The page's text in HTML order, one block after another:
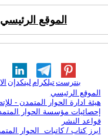
الموقع الرئيسي
لينكدإن تيلكرامبنترست
الموقع الرئيسي
هيئة ادارة الحوار المتمدن -
إحصائيات مؤسسة الحوار
قواعد النشر
ابرز كتاب / كاتبات الحوار